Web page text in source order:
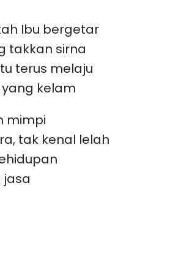
Ibu bergetar
takkan sirna
terus melaju
kelam
mimpi
tak kenal lelah